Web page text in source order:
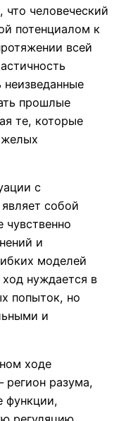
человеческий
потенциалом к
всей
неизведанные
прошлые
те, которые
с
собой
чувственно
и
моделей
нуждается в
попыток, но
и
ходе
регион разума,
функции,